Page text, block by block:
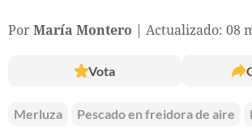
Por María Montero Actualizado: 08
Vota
Merluza Pescado en freidora de aire